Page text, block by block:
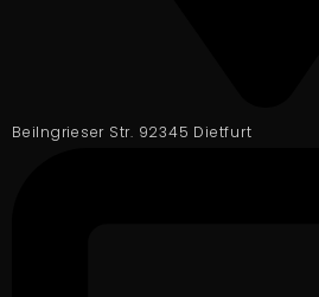
Beilngrieser Str. 92345 Dietfurt